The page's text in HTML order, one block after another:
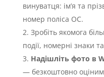
винуватця: імʼя та
номер поліса OC.
Зробіть якомога
події, номерні знаки
Надішліть фото в
— безкоштовно